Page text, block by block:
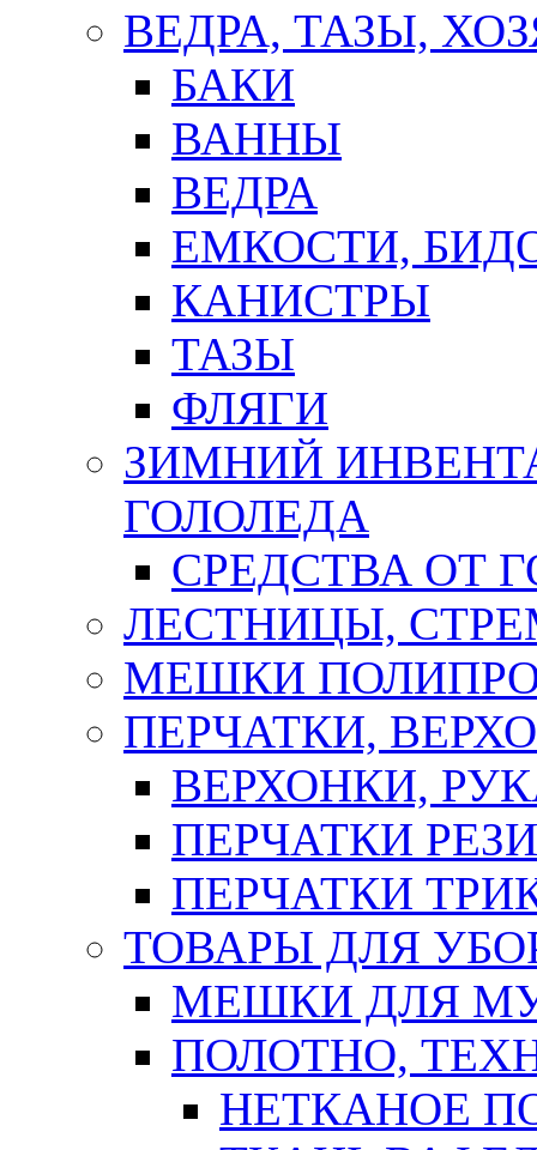
ВЕДРА, ТАЗЫ,
БАКИ
ВАННЫ
ВЕДРА
ЕМКОСТИ,
КАНИСТРЫ
ТАЗЫ
ФЛЯГИ
ЗИМНИЙ
ГОЛОЛЕДА
СРЕДСТВА ОТ
ЛЕСТНИЦЫ,
МЕШКИ
ПЕРЧАТКИ,
ВЕРХОНКИ,
ПЕРЧАТКИ
ПЕРЧАТКИ
ТОВАРЫ ДЛЯ
МЕШКИ ДЛЯ
ПОЛОТНО,
НЕТКАНОЕ